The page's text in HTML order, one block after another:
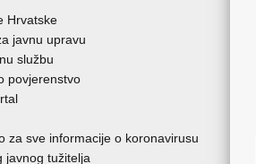
Hrvatske
javnu upravu
službu
povjerenstvo
za sve informacije o koronavirusu
javnog tužitelja